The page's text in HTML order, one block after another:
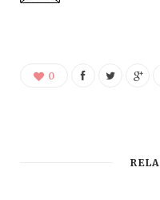
0